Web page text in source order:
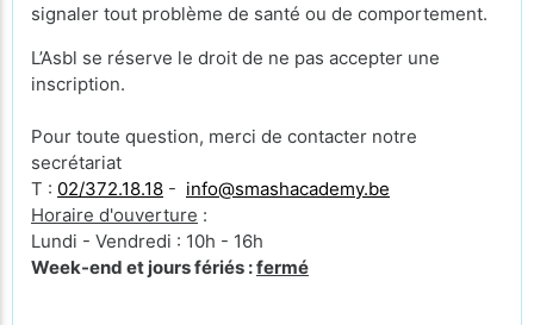
signaler tout problème de santé ou de comportement.
L’Asbl se réserve le droit de ne pas accepter une
inscription.
Pour toute question, merci de contacter notre
secrétariat
T : 02/372.18.18 - info@smashacademy.be
Horaire d'ouverture :
Lundi - Vendredi : 10h - 16h
Week-end et jours fériés :fermé